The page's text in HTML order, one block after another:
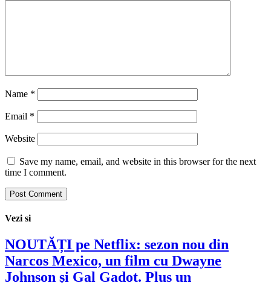
Name *
Email *
Website
Save my name, email, and website in this browser for the next
time I comment.
Vezi si
NOUTĂȚI pe Netflix: sezon nou din
Narcos Mexico, un film cu Dwayne
Johnson și Gal Gadot. Plus un